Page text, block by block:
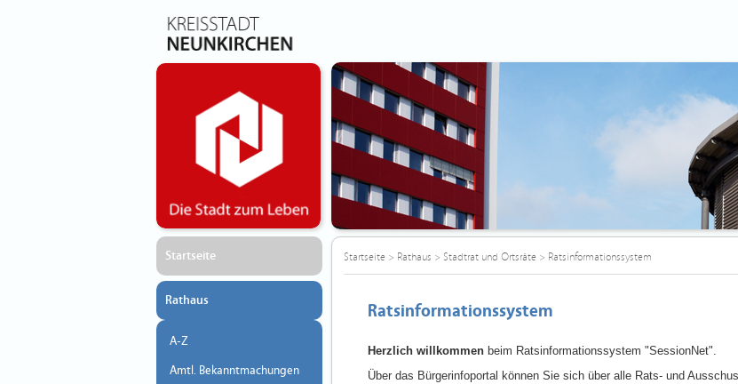
Startseite
Rathaus
A-Z
Amtl. Bekanntmachungen
Startseite> Rathaus > Stadtrat und Ortsräte> Ratsinformationssystem
Ratsinformationssystem
Herzlich willkommenbeim Ratsinformationssystem "SessionNet".
Über das Bürgerinfoportal können Sie sich über alle Rats- und